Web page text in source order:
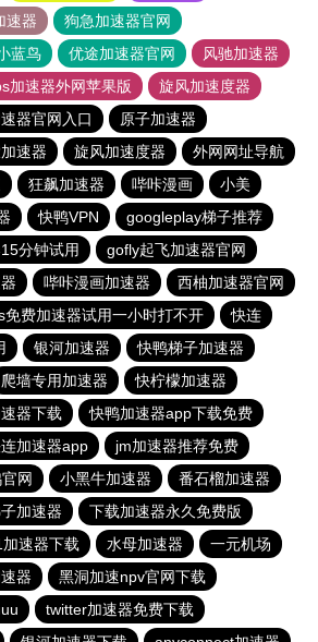
速器
狗急加速器官网
蓝鸟 优途加速器官网
风驰加速器
加速器外网苹果版
旋风加速度器
器官网入口
原子加速器
速器 旋风加速度器
外网网址导航
狂飙加速器 哔咔漫画
小美
快鸭VPN
googleplay梯子推荐
分钟试用
gofly起飞加速器官网
哔咔漫画加速器
西柚加速器官网
免费加速器试用一小时打不开
快连
银河加速器
快鸭梯子加速器
爬墙专用加速器
快柠檬加速器
器下载
快鸭加速器app下载免费
加速器app
jm加速器推荐免费
网 小黑牛加速器
番石榴加速器
加速器
下载加速器永久免费版
加速器下载 水母加速器
一元机场
器
黑洞加速npv官网下载
twitter加速器免费下载